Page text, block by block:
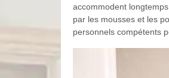
accommodent
par les mousses et les
personnels compétents